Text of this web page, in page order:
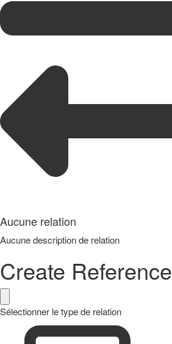
Aucune relation
Aucune description de relation
Create Reference
Sélectionner le type de relation